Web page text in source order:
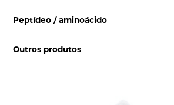
Peptídeo / aminoácido
Outros produtos